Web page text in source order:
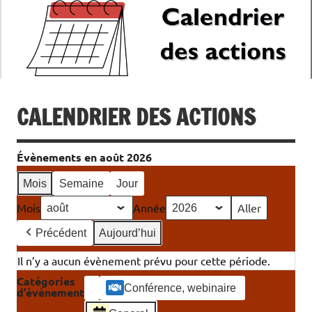
CALENDRIER DES ACTIONS
Évènements en août 2026
Mois Semaine Jour
Mois Année
Précédent Aujourd’hui
Il n’y a aucun évènement prévu pour cette période.
Catégories
d’évènement
Catégorie
Conférence, webinaire